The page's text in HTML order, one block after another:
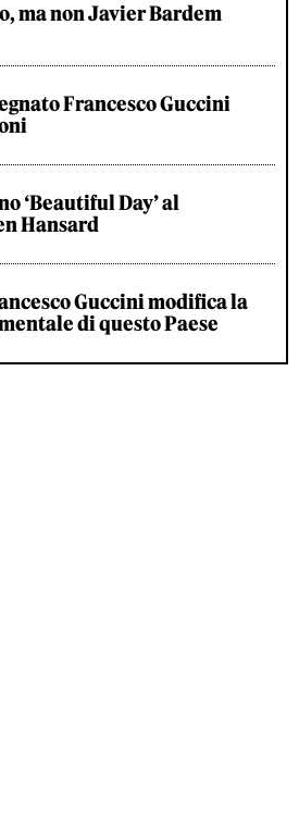
ma non Javier Bardem
Francesco Guccini
‘Beautiful Day’ al
Hansard
Guccini modifica la
di questo Paese